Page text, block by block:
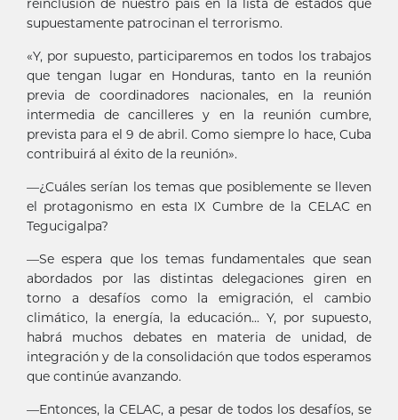
reinclusión de nuestro país en la lista de estados que
supuestamente patrocinan el terrorismo.
«Y, por supuesto, participaremos en todos los trabajos
que tengan lugar en Honduras, tanto en la reunión
previa de coordinadores nacionales, en la reunión
intermedia de cancilleres y en la reunión cumbre,
prevista para el 9 de abril. Como siempre lo hace, Cuba
contribuirá al éxito de la reunión».
—¿Cuáles serían los temas que posiblemente se lleven
el protagonismo en esta IX Cumbre de la CELAC en
Tegucigalpa?
—Se espera que los temas fundamentales que sean
abordados por las distintas delegaciones giren en
torno a desafíos como la emigración, el cambio
climático, la energía, la educación... Y, por supuesto,
habrá muchos debates en materia de unidad, de
integración y de la consolidación que todos esperamos
que continúe avanzando.
—Entonces, la CELAC, a pesar de todos los desafíos, se